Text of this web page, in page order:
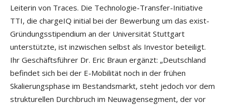
Leiterin von Traces. Die Technologie-Transfer-Initiative
TTI, die chargeIQ initial bei der Bewerbung um das exist-
Gründungsstipendium an der Universität Stuttgart
unterstützte, ist inzwischen selbst als Investor beteiligt.
Ihr Geschäftsführer Dr. Eric Braun ergänzt: „Deutschland
befindet sich bei der E-Mobilität noch in der frühen
Skalierungsphase im Bestandsmarkt, steht jedoch vor dem
strukturellen Durchbruch im Neuwagensegment, der vor